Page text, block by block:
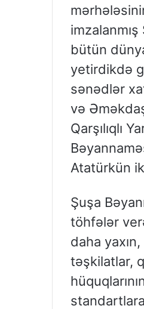
bütün
yetirdikdə
sənədlər
və
Qarşılıqlı
Atatürkün
Şuşa
töhfələr
daha
təşkilatlar,